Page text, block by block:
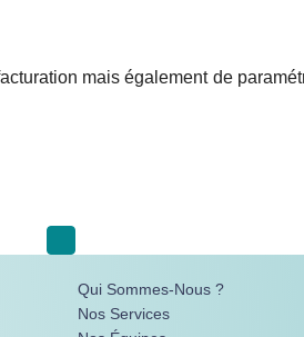
mais également de
Qui Sommes-Nous ?
Nos Services